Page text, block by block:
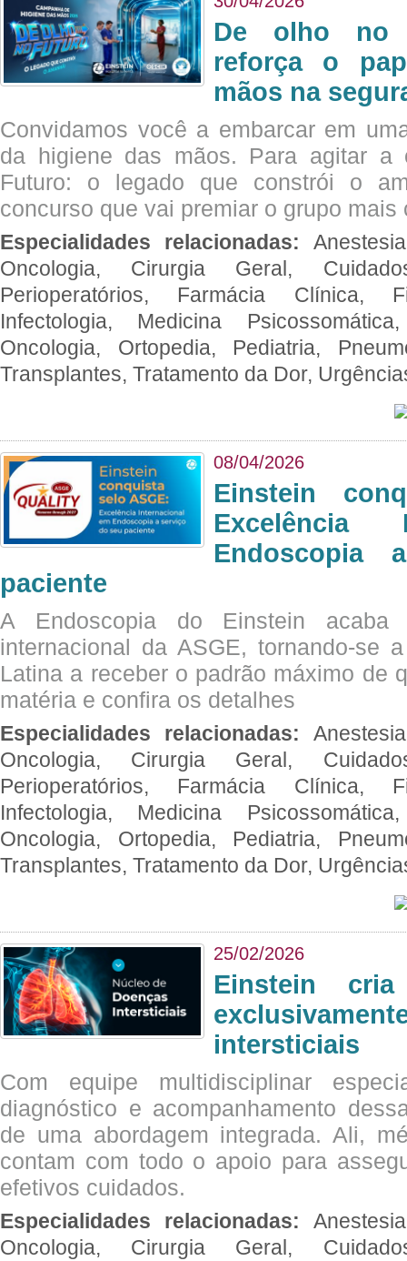
De olho no
reforça o
mãos na
Convidamos você a embarcar em
da higiene das mãos. Para agitar a
Futuro: o legado que constrói o
concurso que vai premiar o grupo mais
Especialidades relacionadas:
Oncologia, Cirurgia Geral,
Perioperatórios, Farmácia Clínica,
Infectologia, Medicina
Oncologia, Ortopedia, Pediatria,
Transplantes, Tratamento da Dor,
08/04/2026
Einstein
Excelência
Endoscopia
paciente
A Endoscopia do Einstein
internacional da ASGE, tornando-se
Latina a receber o padrão máximo de
matéria e confira os detalhes
Especialidades relacionadas:
Oncologia, Cirurgia Geral,
Perioperatórios, Farmácia Clínica,
Infectologia, Medicina
Oncologia, Ortopedia, Pediatria,
Transplantes, Tratamento da Dor,
25/02/2026
Einstein
intersticiais
Com equipe multidisciplinar
diagnóstico e acompanhamento
de uma abordagem integrada. Ali,
contam com todo o apoio para
efetivos cuidados.
Especialidades relacionadas:
Oncologia, Cirurgia Geral,